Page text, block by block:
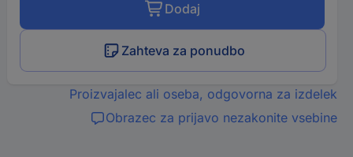
Dodaj
Zahteva za ponudbo
Proizvajalec ali oseba, odgovorna za izdelek
Obrazec za prijavo nezakonite vsebine